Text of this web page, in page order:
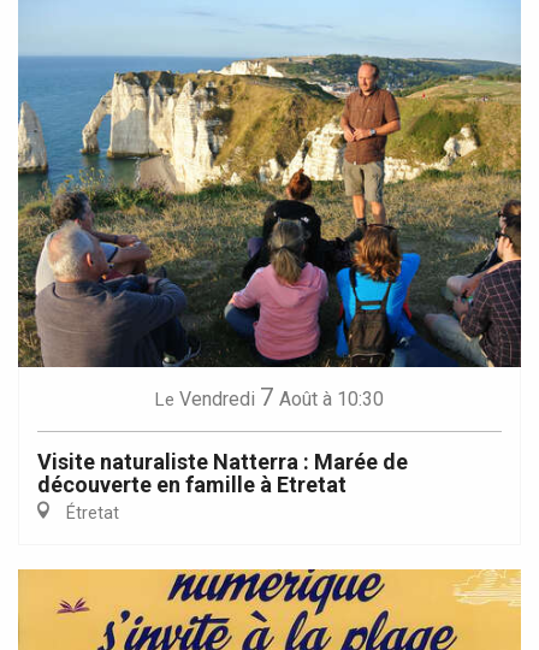
Le Vendredi 7 Août à 10:30
Visite naturaliste Natterra : Marée de
découverte en famille à Etretat
Étretat